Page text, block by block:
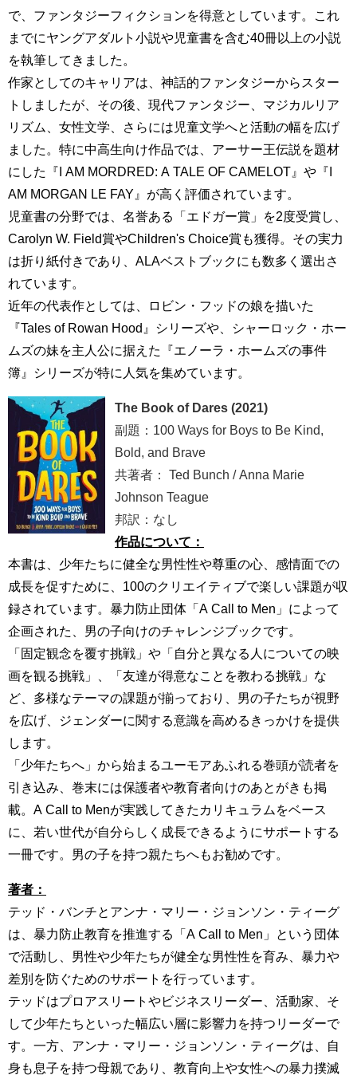
で、ファンタジーフィクションを得意としています。これ
までにヤングアダルト小説や児童書を含む40冊以上の小説
を執筆してきました。
作家としてのキャリアは、神話的ファンタジーからスター
トしましたが、その後、現代ファンタジー、マジカルリア
リズム、女性文学、さらには児童文学へと活動の幅を広げ
ました。特に中高生向け作品では、アーサー王伝説を題材
にした『I AM MORDRED: A TALE OF CAMELOT』や『I
AM MORGAN LE FAY』が高く評価されています。
児童書の分野では、名誉ある「エドガー賞」を2度受賞し、
Carolyn W. Field賞やChildren's Choice賞も獲得。その実力
は折り紙付きであり、ALAベストブックにも数多く選出さ
れています。
近年の代表作としては、ロビン・フッドの娘を描いた
『Tales of Rowan Hood』シリーズや、シャーロック・ホー
ムズの妹を主人公に据えた『エノーラ・ホームズの事件
簿』シリーズが特に人気を集めています。
The Book of Dares (2021)
副題：100 Ways for Boys to Be Kind,
Bold, and Brave
共著者： Ted Bunch / Anna Marie
Johnson Teague
邦訳：なし
作品について：
本書は、少年たちに健全な男性性や尊重の心、感情面での
成長を促すために、100のクリエイティブで楽しい課題が収
録されています。暴力防止団体「A Call to Men」によって
企画された、男の子向けのチャレンジブックです。
「固定観念を覆す挑戦」や「自分と異なる人についての映
画を観る挑戦」、「友達が得意なことを教わる挑戦」な
ど、多様なテーマの課題が揃っており、男の子たちが視野
を広げ、ジェンダーに関する意識を高めるきっかけを提供
します。
「少年たちへ」から始まるユーモアあふれる巻頭が読者を
引き込み、巻末には保護者や教育者向けのあとがきも掲
載。A Call to Menが実践してきたカリキュラムをベース
に、若い世代が自分らしく成長できるようにサポートする
一冊です。男の子を持つ親たちへもお勧めです。
著者：
テッド・バンチとアンナ・マリー・ジョンソン・ティーグ
は、暴力防止教育を推進する「A Call to Men」という団体
で活動し、男性や少年たちが健全な男性性を育み、暴力や
差別を防ぐためのサポートを行っています。
テッドはプロアスリートやビジネスリーダー、活動家、そ
して少年たちといった幅広い層に影響力を持つリーダーで
す。一方、アンナ・マリー・ジョンソン・ティーグは、自
身も息子を持つ母親であり、教育向上や女性への暴力撲滅